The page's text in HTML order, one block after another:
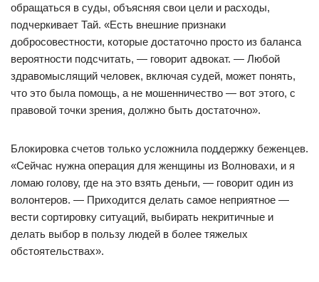
обращаться в суды, объясняя свои цели и расходы,
подчеркивает Тай. «Есть внешние признаки
добросовестности, которые достаточно просто из баланса
вероятности подсчитать, — говорит адвокат. — Любой
здравомыслящий человек, включая судей, может понять,
что это была помощь, а не мошенничество — вот этого, с
правовой точки зрения, должно быть достаточно».
Блокировка счетов только усложнила поддержку беженцев.
«Сейчас нужна операция для женщины из Волновахи, и я
ломаю голову, где на это взять деньги, — говорит один из
волонтеров. — Приходится делать самое неприятное —
вести сортировку ситуаций, выбирать некритичные и
делать выбор в пользу людей в более тяжелых
обстоятельствах».